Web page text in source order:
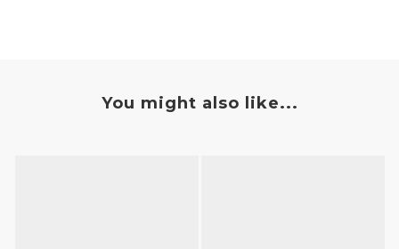
You might also like...